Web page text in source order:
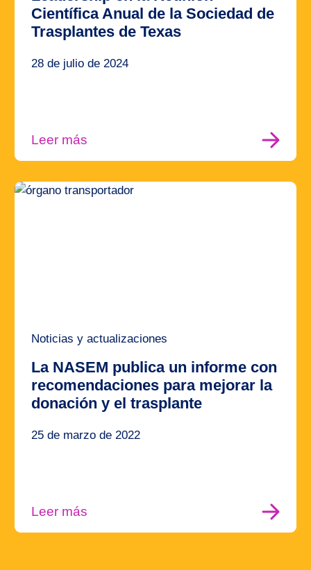
Científica Anual de la Sociedad de
Trasplantes de Texas
28 de julio de 2024
Leer más
Noticias y actualizaciones
La NASEM publica un informe con
recomendaciones para mejorar la
donación y el trasplante
25 de marzo de 2022
Leer más